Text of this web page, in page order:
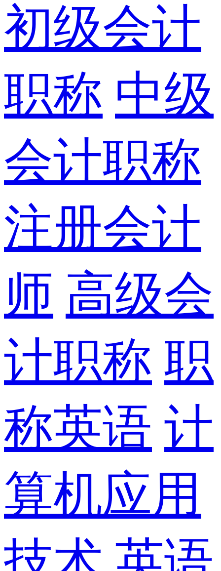
初级会计
职称 中级
会计职称
注册会计
师 高级会
计职称 职
称英语 计
算机应用